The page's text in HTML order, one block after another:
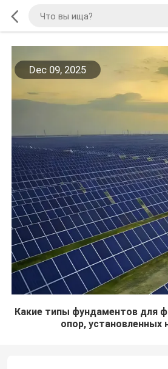
Dec 09, 2025
Какие типы фундаментов для
опор, установленных